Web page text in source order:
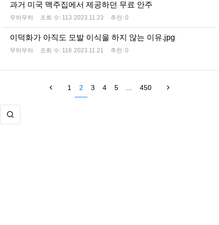
과거 미국 맥주집에서 제공하던 무료 안주
무하무하 조회 수: 113 2023.11.23 추천: 0
이덕화가 아직도 모발 이식을 하지 않는 이유.jpg
무하무하 조회 수: 116 2023.11.21 추천: 0
1 2 3 4 5 ... 450